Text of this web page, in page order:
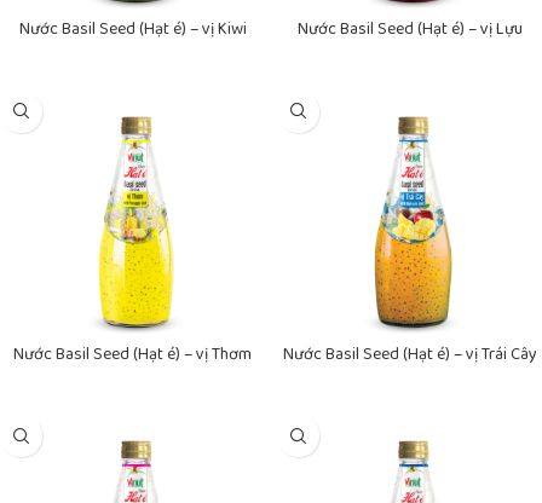
Nước Basil Seed (Hạt é) – vị Kiwi
Nước Basil Seed (Hạt é) – vị Lựu
Nước Basil Seed (Hạt é) – vị Thơm
Nước Basil Seed (Hạt é) – vị Trái Cây